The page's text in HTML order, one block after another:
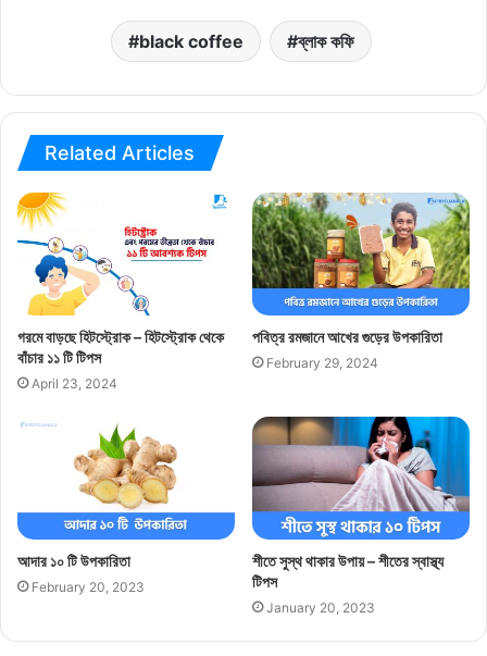
black coffee ব্লাক কফি
Related Articles
গরমে বাড়ছে হিটস্ট্রোক – হিটস্ট্রোক থেকে
বাঁচার ১১ টি টিপস
April 23, 2024
পবিত্র রমজানে আখের গুড়ের উপকারিতা
February 29, 2024
আদার ১০ টি উপকারিতা
February 20, 2023
শীতে সুস্থ থাকার উপায় – শীতের স্বাস্থ্য
টিপস
January 20, 2023